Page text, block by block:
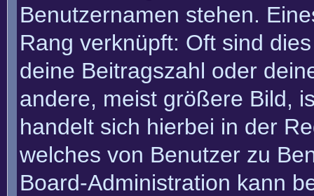
Benutzernamen stehen.
Rang verknüpft: Oft sind
deine Beitragszahl oder
andere, meist größere Bild,
handelt sich hierbei in der
welches von Benutzer zu
Board-Administration kann